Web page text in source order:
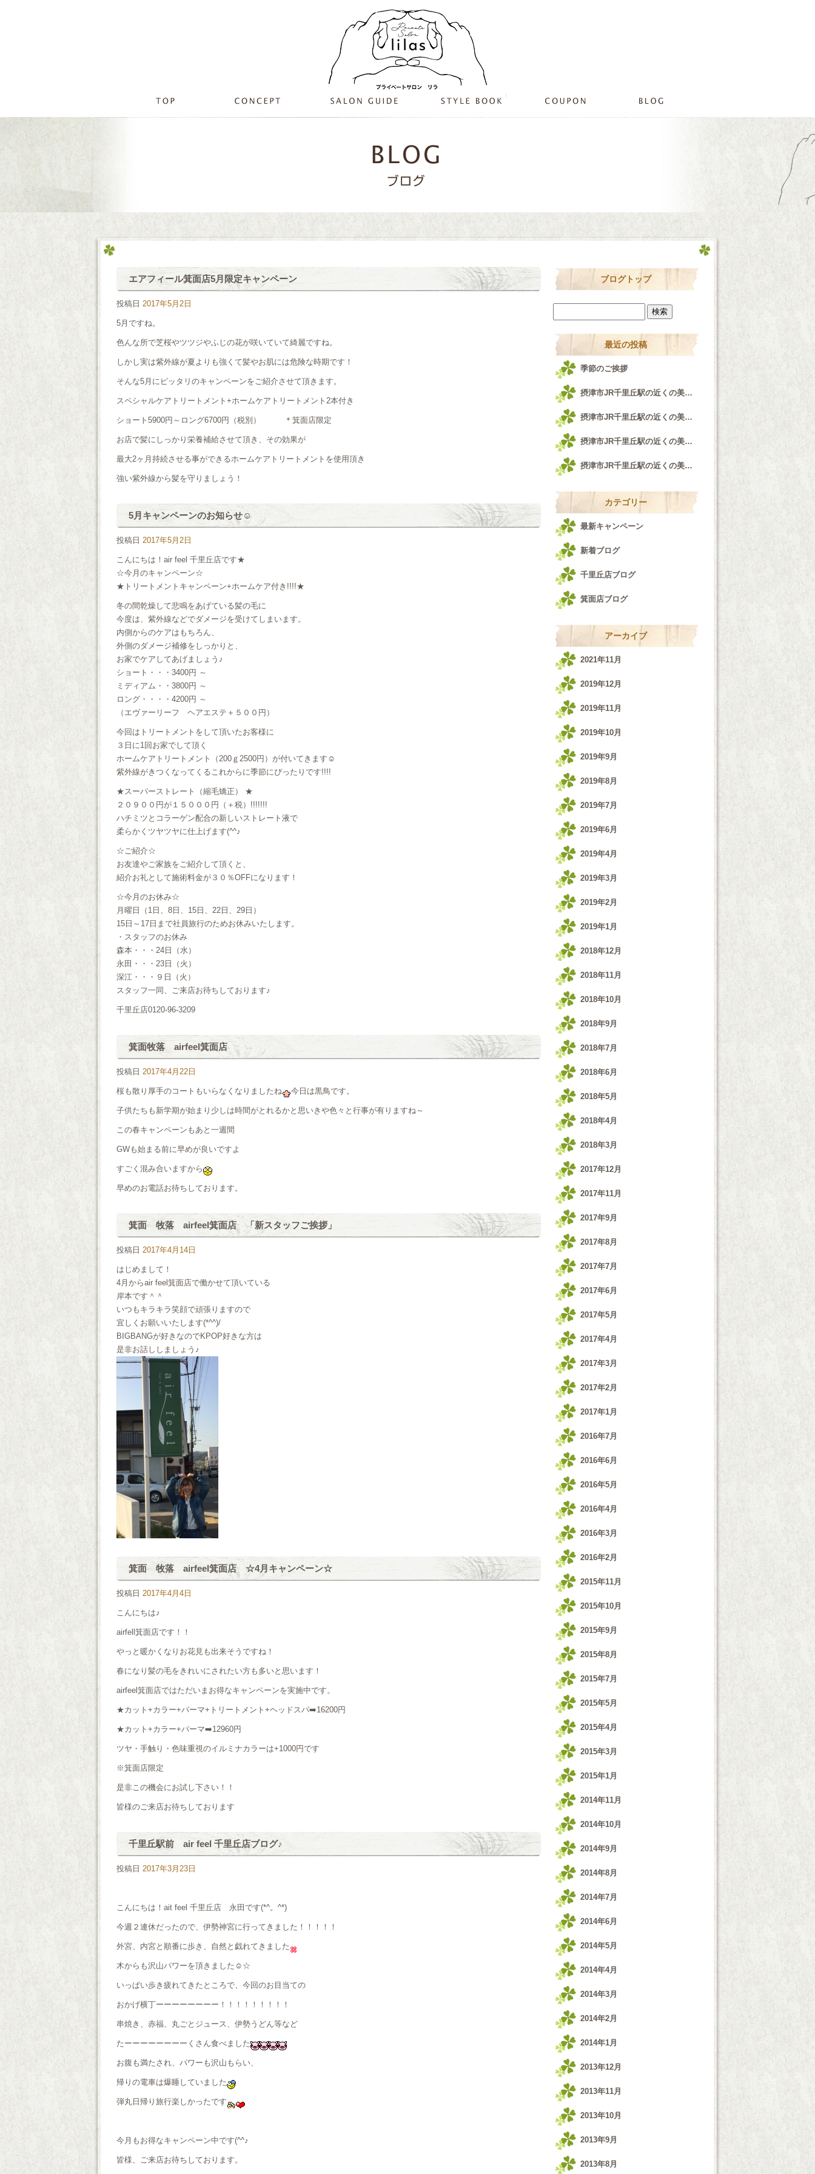
エアフィール箕面店5月限定キャンペーン
投稿日 2017年5月2日
5月ですね。
色んな所で芝桜やツツジやふじの花が咲いていて綺麗ですね。
しかし実は紫外線が夏よりも強くて髪やお肌には危険な時期です！
そんな5月にピッタリのキャンペーンをご紹介させて頂きます。
スペシャルケアトリートメント+ホームケアトリートメント2本付き
ショート5900円～ロング6700円（税別） ＊箕面店限定
お店で髪にしっかり栄養補給させて頂き、その効果が
最大2ヶ月持続させる事ができるホームケアトリートメントを使用頂き
強い紫外線から髪を守りましょう！
5月キャンペーンのお知らせ☺
投稿日 2017年5月2日
こんにちは！air feel 千里丘店です★
☆今月のキャンペーン☆
★トリートメントキャンペーン+ホームケア付き!!!!★
冬の間乾燥して悲鳴をあげている髪の毛に
今度は、紫外線などでダメージを受けてしまいます。
内側からのケアはもちろん、
外側のダメージ補修をしっかりと、
お家でケアしてあげましょう♪
ショート・・・3400円 ～
ミディアム・・3800円 ～
ロング・・・・4200円 ～
（エヴァーリーフ ヘアエステ＋５００円）
今回はトリートメントをして頂いたお客様に
３日に1回お家でして頂く
ホームケアトリートメント（200ｇ2500円）が付いてきます☺
紫外線がきつくなってくるこれからに季節にぴったりです!!!!
★スーパーストレート（縮毛矯正） ★
２０９００円が１５０００円（＋税）!!!!!!!
ハチミツとコラーゲン配合の新しいストレート液で
柔らかくツヤツヤに仕上げます(^^♪
☆ご紹介☆
お友達やご家族をご紹介して頂くと、
紹介お礼として施術料金が３０％OFFになります！
☆今月のお休み☆
月曜日（1日、8日、15日、22日、29日）
15日～17日まで社員旅行のためお休みいたします。
・スタッフのお休み
森本・・・24日（水）
永田・・・23日（火）
深江・・・９日（火）
スタッフ一同、ご来店お待ちしております♪
千里丘店0120-96-3209
箕面牧落 airfeel箕面店
投稿日 2017年4月22日
桜も散り厚手のコートもいらなくなりましたね 今日は黒鳥です。
子供たちも新学期が始まり少しは時間がとれるかと思いきや色々と行事が有りますね～
この春キャンペーンもあと一週間
GWも始まる前に早めが良いですよ
すごく混み合いますから
早めのお電話お待ちしております。
箕面 牧落 airfeel箕面店 「新スタッフご挨拶」
投稿日 2017年4月14日
はじめまして！
4月からair feel箕面店で働かせて頂いている
岸本です＾＾
いつもキラキラ笑顔で頑張りますので
宜しくお願いいたします(*^^)/
BIGBANGが好きなのでKPOP好きな方は
是非お話ししましょう♪
箕面 牧落 airfeel箕面店 ☆4月キャンペーン☆
投稿日 2017年4月4日
こんにちは♪
airfell箕面店です！！
やっと暖かくなりお花見も出来そうですね！
春になり髪の毛をきれいにされたい方も多いと思います！
airfeel箕面店ではただいまお得なキャンペーンを実施中です。
★カット+カラー+パーマ+トリートメント+ヘッドスパ➡️16200円
★カット+カラー+パーマ➡️12960円
ツヤ・手触り・色味重視のイルミナカラーは+1000円です
※箕面店限定
是非この機会にお試し下さい！！
皆様のご来店お待ちしております
千里丘駅前 air feel 千里丘店ブログ♪
投稿日 2017年3月23日
こんにちは！ait feel 千里丘店 永田です(*^。^*)
今週２連休だったので、伊勢神宮に行ってきました！！！！！
外宮、内宮と順番に歩き、自然と戯れてきました
木からも沢山パワーを頂きました☺☆
いっぱい歩き疲れてきたところで、今回のお目当ての
おかげ横丁ーーーーーーーー！！！！！！！！！
串焼き、赤福、丸ごとジュース、伊勢うどん等など
たーーーーーーーーくさん食べました
お腹も満たされ、パワーも沢山もらい、
帰りの電車は爆睡していました
弾丸日帰り旅行楽しかったです
今月もお得なキャンペーン中です(^^♪
皆様、ご来店お待ちしております。
ブログトップ
最近の投稿
季節のご挨拶
摂津市JR千里丘駅の近くの美容室airfeel千里丘店♪
摂津市JR千里丘駅の近くの美容室airfeel千里丘店！！！
摂津市JR千里丘駅の近くの美容室airfeel千里丘店♪
摂津市JR千里丘駅の近くの美容室airfeel千里丘店♪
カテゴリー
最新キャンペーン
新着ブログ
千里丘店ブログ
箕面店ブログ
アーカイブ
2021年11月
2019年12月
2019年11月
2019年10月
2019年9月
2019年8月
2019年7月
2019年6月
2019年4月
2019年3月
2019年2月
2019年1月
2018年12月
2018年11月
2018年10月
2018年9月
2018年7月
2018年6月
2018年5月
2018年4月
2018年3月
2017年12月
2017年11月
2017年9月
2017年8月
2017年7月
2017年6月
2017年5月
2017年4月
2017年3月
2017年2月
2017年1月
2016年7月
2016年6月
2016年5月
2016年4月
2016年3月
2016年2月
2015年11月
2015年10月
2015年9月
2015年8月
2015年7月
2015年5月
2015年4月
2015年3月
2015年1月
2014年11月
2014年10月
2014年9月
2014年8月
2014年7月
2014年6月
2014年5月
2014年4月
2014年3月
2014年2月
2014年1月
2013年12月
2013年11月
2013年10月
2013年9月
2013年8月